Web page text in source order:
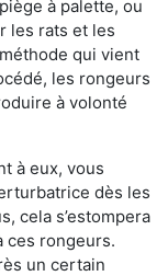
à palette, ou
les rats et les
qui vient
les rongeurs
à volonté
à eux, vous
dès les
cela s’estompera
ces rongeurs.
un certain